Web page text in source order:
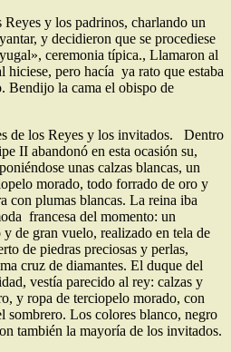
Reyes y los padrinos, charlando un
y decidieron que se proc­ediese
ceremonia típica., Llamaron al
hiciese, pero hacía ya ra­to que estaba
Bendijo la cama el obispo de
de los Reyes y los invitados. Dentro
II abandonó en esta ocasión su,
unas calzas blancas, un
morado, todo forrado de oro y
con plumas blan­cas. La reina iba
francesa del momento: un
de gran vuelo, realizado en tela de
de piedras preciosas y perlas,
cruz de diamantes. El duque del
vestía parecido al rey: calzas y
y ropa de terciopelo morado, con
som­brero. Los colores blanco, negro
también la mayoría de los invitados.